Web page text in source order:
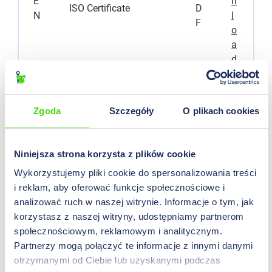
Zgoda Szczegóły O plikach cookies
Niniejsza strona korzysta z plików cookie
Wykorzystujemy pliki cookie do spersonalizowania treści
i reklam, aby oferować funkcje społecznościowe i
analizować ruch w naszej witrynie. Informacje o tym, jak
korzystasz z naszej witryny, udostępniamy partnerom
społecznościowym, reklamowym i analitycznym.
Partnerzy mogą połączyć te informacje z innymi danymi
otrzymanymi od Ciebie lub uzyskanymi podczas
N
ISO Certificate
D
F
l
o
a
d
R
P
D
o
P
o